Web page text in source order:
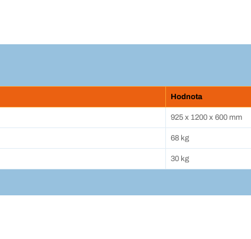
Hodnota
925 x 1200 x 600 mm
68 kg
30 kg